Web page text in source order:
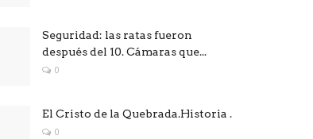
Seguridad: las ratas fueron
después del 10. Cámaras que...
0
El Cristo de la Quebrada.Historia .
0